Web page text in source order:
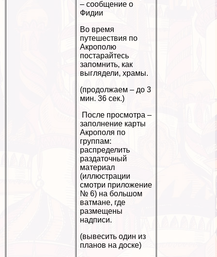
– сообщение о
Фидии
Во время
путешествия по
Акрополю
постарайтесь
запомнить, как
выглядели, храмы.
(продолжаем – до 3
мин. 36 сек.)
После просмотра –
заполнение карты
Акрополя по
группам:
распределить
раздаточный
материал
(иллюстрации
смотри приложение
№ 6) на большом
ватмане, где
размещены
надписи.
(вывесить один из
планов на доске)